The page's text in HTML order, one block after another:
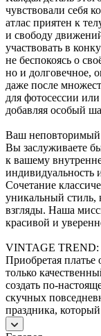
чувствовали себя
атлас приятен к
и свободу
участвовать в
не беспокоясь о
но и долговечное,
даже после
для фотосессии
добавляя особый
Ваш неповторимый
Вы заслуживаете
к вашему
индивидуальность
Сочетание
уникальный стиль,
взгляды. Наша
красивой и
VINTAGE TREND:
Приобретая
только
создать по-
скучных
праздника,